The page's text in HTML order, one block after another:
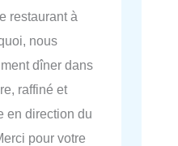
restaurant à
nous
dîner dans
raffiné et
en direction du
pour votre